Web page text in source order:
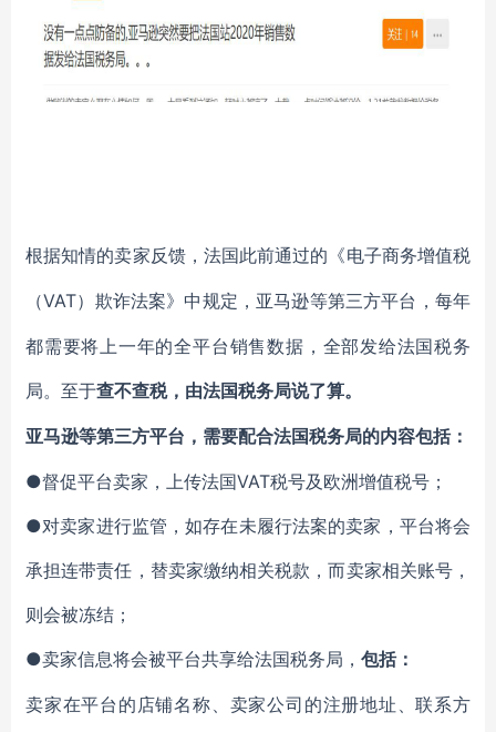
根据知情的卖家反馈，法国此前通过的《电子商务增值税
（VAT）欺诈法案》中规定，亚马逊等第三方平台，每年
都需要将上一年的全平台销售数据，全部发给法国税务
局。至于查不查税，由法国税务局说了算。
亚马逊等第三方平台，需要配合法国税务局的内容包括：
●督促平台卖家，上传法国VAT税号及欧洲增值税号；
●对卖家进行监管，如存在未履行法案的卖家，平台将会
承担连带责任，替卖家缴纳相关税款，而卖家相关账号，
则会被冻结；
●卖家信息将会被平台共享给法国税务局， 包括：
卖家在平台的店铺名称、卖家公司的注册地址、联系方